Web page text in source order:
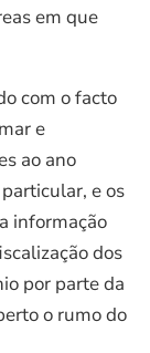
em que
com o facto
e
ao ano
e os
informação
dos
por parte da
o rumo do